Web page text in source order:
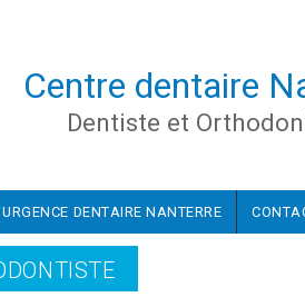
Centre dentaire
Dentiste et
URGENCE DENTAIRE NANTERRE